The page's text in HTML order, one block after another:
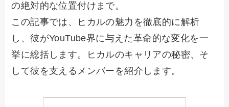
の絶対的な位置付けまで。
この記事では、ヒカルの魅力を徹底的に解析
し、彼がYouTube界に与えた革命的な変化を一
挙に総括します。ヒカルのキャリアの秘密、そ
して彼を支えるメンバーを紹介します。